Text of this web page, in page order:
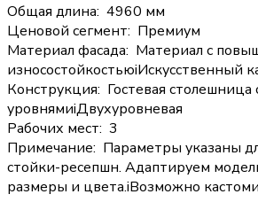
Общая длина: 4960 мм
Ценовой сегмент: Премиум
Материал фасада: Материал с
износостойкостьюiИскусственный
Конструкция: Гостевая
уровнямиiДвухуровневая
Рабочих мест: 3
Примечание: Параметры указаны
стойки-ресепшн. Адаптируем
размеры и цвета.iВозможно